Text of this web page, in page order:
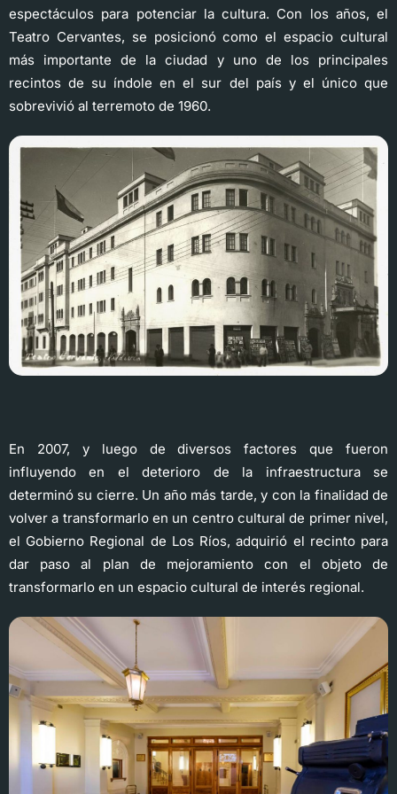
espectáculos para potenciar la cultura. Con los años, el
Teatro Cervantes, se posicionó como el espacio cultural
más importante de la ciudad y uno de los principales
recintos de su índole en el sur del país y el único que
sobrevivió al terremoto de 1960.
En 2007, y luego de diversos factores que fueron
influyendo en el deterioro de la infraestructura se
determinó su cierre. Un año más tarde, y con la finalidad de
volver a transformarlo en un centro cultural de primer nivel,
el Gobierno Regional de Los Ríos, adquirió el recinto para
dar paso al plan de mejoramiento con el objeto de
transformarlo en un espacio cultural de interés regional.